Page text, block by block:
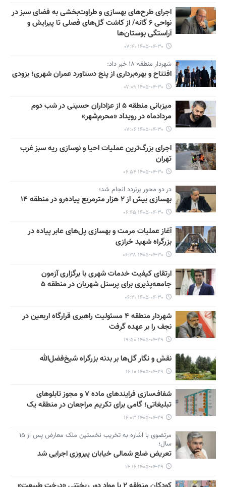
اجرای طرح‌های بهسازی و طراوت‌بخشی به فضای سبز در
نواحی ۶ گانه/ از کاشت گل‌های فصلی تا پیرایش و
آراستگی بوستان‌ها
۱۴۰۵-۰۴-۳۰ ۰۷:۴۱
شهردار منطقه ۱۸ خبر داد:
افتتاح و بهره‌برداری از پنج دستاورد عمران شهری؛ بزودی
۱۴۰۵-۰۴-۳۰ ۰۷:۰۹
میزبانی منطقه ۵ از عزاداران حسینی در شب دوم
مردادماه در رویداد «محرم‌شهر»
۱۴۰۵-۰۴-۳۰ ۰۷:۰۶
اجرای بزرگ‌ترین عملیات احیا و نوسازی ریه سبز غرب
تهران
۱۴۰۵-۰۴-۳۰ ۰۶:۵۴
در دو محور پرتردد انجام شد؛
بهسازی بیش از ۲ هزار مترمربع پیاده‌رو در منطقه ۱۴
۱۴۰۵-۰۴-۳۰ ۰۶:۴۵
آغاز عملیات مرمت و بهسازی پل‌های عابر پیاده در
بزرگراه شهید خرازی
۱۴۰۵-۰۴-۳۰ ۰۶:۳۸
ارتقای کیفیت خدمات شهری با برگزاری آزمون
جامعه‌پذیری برای پرسنل شهربان در منطقه ۵
۱۴۰۵-۰۴-۳۰ ۰۶:۲۱
شهردار منطقه ۴ مسئولیت راهبری قرارگاه اربعین در
نجف را بر عهده گرفت
۱۴۰۵-۰۴-۲۹ ۱۹:۵۰
نقش‌ و نگار گل‌ها بر بدنه بزرگراه شیخ‌فضل‌الله
۱۴۰۵-۰۴-۲۹ ۱۶:۱۰
شفاف‌سازی فرایندهای ماده ۷ و مجوز تابلوهای
تبلیغاتی؛ گامی برای تکریم مراجعان در منطقه یک
۱۴۰۵-۰۴-۲۹ ۱۶:۰۳
مرتضوی با اشاره به تخریب نخستین ملک معارض پس از ۱۵
سال؛
تعریض ضلع شمالی خیابان پیروزی اجرایی شد
۱۴۰۵-۰۴-۲۹ ۱۴:۱۶